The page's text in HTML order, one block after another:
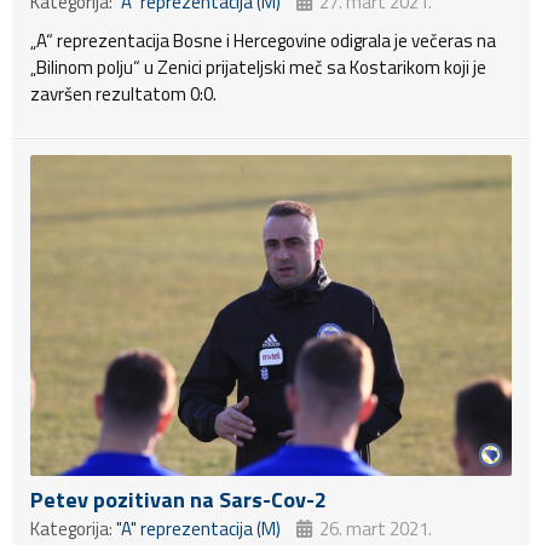
„A“ reprezentacija Bosne i Hercegovine odigrala je večeras na
„Bilinom polju“ u Zenici prijateljski meč sa Kostarikom koji je
završen rezultatom 0:0.
Petev pozitivan na Sars-Cov-2
Kategorija:"A" reprezentacija (M) 26. mart 2021.